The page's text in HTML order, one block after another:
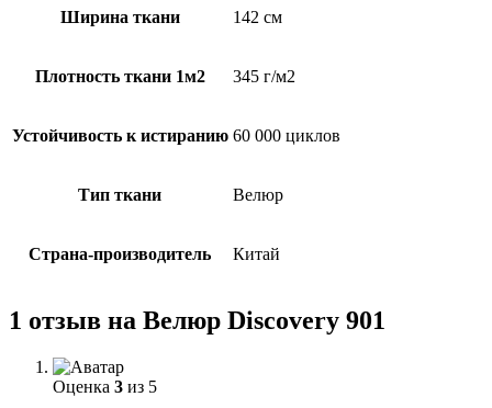
Ширина ткани 142 см
Плотность ткани 1м2 345 г/м2
Устойчивость к истиранию 60 000 циклов
Тип ткани Велюр
Страна-производитель Китай
1 отзыв на Велюр Discovery 901
Оценка 3 из 5